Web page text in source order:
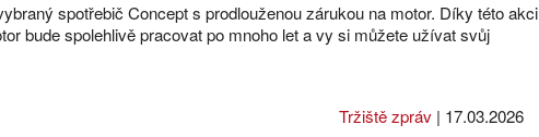
spotřebič Concept s prodlouženou zárukou na motor. Díky této akci
bude spolehlivě pracovat po mnoho let a vy si můžete užívat svůj
Tržiště zpráv | 17.03.2026